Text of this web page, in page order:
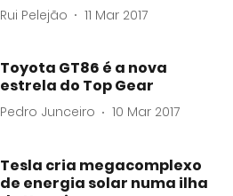
Rui Pelejão 11 Mar 2017
Toyota GT86 é a nova
estrela do Top Gear
Pedro Junceiro 10 Mar 2017
Tesla cria megacomplexo
de energia solar numa ilha